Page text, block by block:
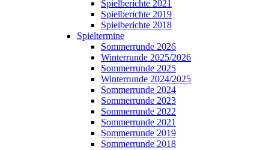
Spielberichte 2021
Spielberichte 2019
Spielberichte 2018
Spieltermine
Sommerrunde 2026
Winterrunde 2025/2026
Sommerrunde 2025
Winterrunde 2024/2025
Sommerrunde 2024
Sommerrunde 2023
Sommerrunde 2022
Sommerrunde 2021
Sommerrunde 2019
Sommerrunde 2018